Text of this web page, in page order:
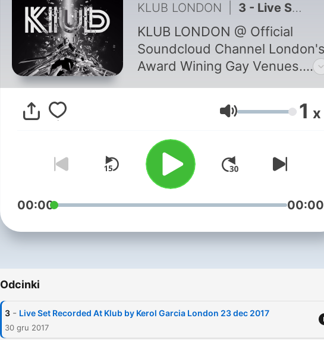
KLUB LONDON 3 - Live Set Recorded At Klub by Kerol Garcia London 23 dec 2017
KLUB LONDON @ Official
Soundcloud Channel London's
Award Wining Gay Venues.
Głośność 1 x
00:00 00:00
Odcinki
3 - Live Set Recorded At Klub by Kerol Garcia London 23 dec 2017
30 gru 2017